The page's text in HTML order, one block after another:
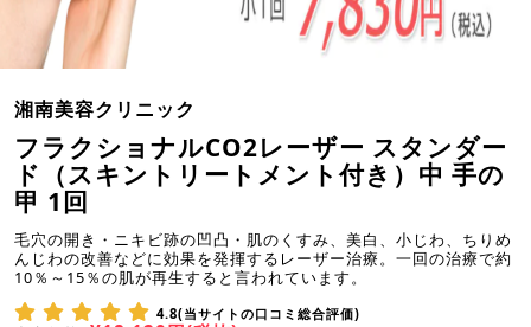
湘南美容クリニック
フラクショナルCO2レーザー スタンダー
ド（スキントリートメント付き）中 手の
甲 1回
毛穴の開き・ニキビ跡の凹凸・肌のくすみ、美白、小じわ、ちりめ
んじわの改善などに効果を発揮するレーザー治療。一回の治療で約
10％～15％の肌が再生すると言われています。
4.8(当サイトの口コミ総合評価)